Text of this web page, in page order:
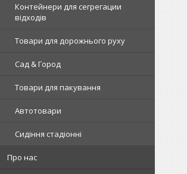
Контейнери для сегрегации
відходів
Товари для дорожнього руху
Сад & Город
Товари для пакування
Автотовари
Сидіння стадіонні
Про нас